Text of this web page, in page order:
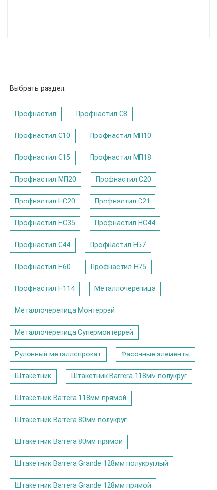
Выбрать раздел:
Профнастил Профнастил C8
Профнастил С10 Профнастил МП10
Профнастил С15 Профнастил МП18
Профнастил МП20 Профнастил С20
Профнастил НС20 Профнастил С21
Профнастил НС35 Профнастил НС44
Профнастил С44 Профнастил Н57
Профнастил Н60 Профнастил Н75
Профнастил Н114 Металлочерепица
Металлочерепица Монтеррей
Металлочерепица Супермонтеррей
Рулонный металлопрокат Фасонные элементы
Штакетник Штакетник Barrera 118мм полукруг
Штакетник Barrera 118мм прямой
Штакетник Barrera 80мм полукруг
Штакетник Barrera 80мм прямой
Штакетник Barrera Grande 128мм полукруглый
Штакетник Barrera Grande 128мм прямой